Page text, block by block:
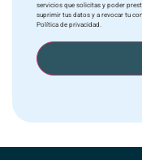
servicios que solicitas y poder
suprimir tus datos y a revocar tu
Política de privacidad.